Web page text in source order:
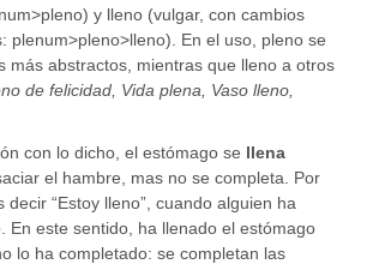
y lleno (vulgar, con cambios
plenum˃pleno˃lleno). En el uso, pleno se
más abstractos, mientras que lleno a otros
de felicidad, Vida plena, Vaso lleno,
con lo dicho, el estómago se llena
el hambre, mas no se completa. Por
decir “Estoy lleno”, cuando alguien ha
En este sentido, ha llenado el estómago
lo ha completado: se completan las